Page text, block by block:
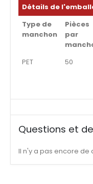
Détails de
Type de
manchon
Pièces
par
PET 50
Questions et
Il n'y a pas encore